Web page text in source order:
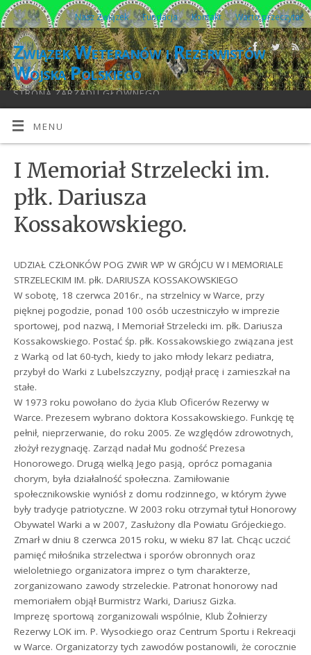
Nasz Związek Fundacja Kontakt Warto przeczytać
Związek Weteranów i Rezerwistów
Wojska Polskiego
STRONA ZARZĄDU GŁÓWNEGO
MENU
I Memoriał Strzelecki im.
płk. Dariusza
Kossakowskiego.
UDZIAŁ CZŁONKÓW POG ZWiR WP W GRÓJCU W I MEMORIALE
STRZELECKIM IM. płk. DARIUSZA KOSSAKOWSKIEGO
W sobotę, 18 czerwca 2016r., na strzelnicy w Warce, przy
pięknej pogodzie, ponad 100 osób uczestniczyło w imprezie
sportowej, pod nazwą, I Memoriał Strzelecki im. płk. Dariusza
Kossakowskiego. Postać śp. płk. Kossakowskiego związana jest
z Warką od lat 60-tych, kiedy to jako młody lekarz pediatra,
przybył do Warki z Lubelszczyzny, podjął pracę i zamieszkał na
stałe.
W 1973 roku powołano do życia Klub Oficerów Rezerwy w
Warce. Prezesem wybrano doktora Kossakowskiego. Funkcję tę
pełnił, nieprzerwanie, do roku 2005. Ze względów zdrowotnych,
złożył rezygnację. Zarząd nadał Mu godność Prezesa
Honorowego. Drugą wielką Jego pasją, oprócz pomagania
chorym, była działalność społeczna. Zamiłowanie
społecznikowskie wyniósł z domu rodzinnego, w którym żywe
były tradycje patriotyczne. W 2003 roku otrzymał tytuł Honorowy
Obywatel Warki a w 2007, Zasłużony dla Powiatu Grójeckiego.
Zmarł w dniu 8 czerwca 2015 roku, w wieku 87 lat. Chcąc uczcić
pamięć miłośnika strzelectwa i sporów obronnych oraz
wieloletniego organizatora imprez o tym charakterze,
zorganizowano zawody strzeleckie. Patronat honorowy nad
memoriałem objął Burmistrz Warki, Dariusz Gizka.
Imprezę sportową zorganizowali wspólnie, Klub Żołnierzy
Rezerwy LOK im. P. Wysockiego oraz Centrum Sportu i Rekreacji
w Warce. Organizatorzy tych zawodów postanowili, że corocznie